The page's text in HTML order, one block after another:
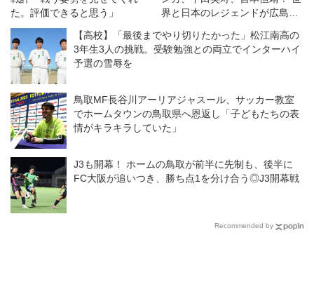
た。評価できると思う」
界と日本のレジェンドが広島で
ム
【高校】「最後までやり切りたかった」松江南高の
3年生3人の挑戦。受験勉強との両立でインターハイ
予選の雪辱を
鳥取MF長谷川アーリアジャスール、サッカー教室
でホームタウンの鳥取県へ恩返し「子どもたちの表
情がキラキラしていた」
J3も開幕！ ホームの鳥取が前半に先制も、後半に
FC大阪が追いつき、勝ち点1を分け合う◎J3開幕戦
Recommended by